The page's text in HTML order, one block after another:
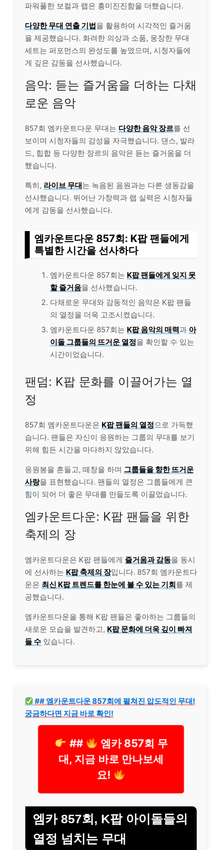
파워풀한 보컬과 랩은 흥미진진함을 더했습니다.
다양한 무대 연출 기법을 활용하여 시각적인 즐거움
을 제공했습니다. 화려한 의상과 소품, 웅장한 무대
세트는 퍼포먼스의 완성도를 높였으며, 시청자들에
게 깊은 감동을 선사했습니다.
음악: 듣는 즐거움을 더하는 다채
로운 음악
857회 엠카운트다운 무대는 다양한 음악 장르를 선
보이며 시청자들의 감성을 자극했습니다. 댄스, 발라
드, 힙합 등 다양한 장르의 음악은 듣는 즐거움을 더
했습니다.
특히, 라이브 무대는 녹음된 음원과는 다른 생동감을
선사했습니다. 뛰어난 가창력과 랩 실력은 시청자들
에게 감동을 선사했습니다.
엠카운트다운 857회: K팝 팬들에게
특별한 시간을 선사하다
엠카운트다운 857회는 K팝 팬들에게 잊지 못
할 즐거움을 선사했습니다.
다채로운 무대와 감동적인 음악은 K팝 팬들
의 열정을 더욱 고조시켰습니다.
엠카운트다운 857회는 K팝 음악의 매력과 아
이돌 그룹들의 뜨거운 열정을 확인할 수 있는
시간이었습니다.
팬덤: K팝 문화를 이끌어가는 열
정
857회 엠카운트다운은 K팝 팬들의 열정으로 가득했
습니다. 팬들은 자신이 응원하는 그룹의 무대를 보기
위해 힘든 시간을 마다하지 않았습니다.
응원봉을 흔들고, 떼창을 하며 그룹들을 향한 뜨거운
사랑을 표현했습니다. 팬들의 열정은 그룹들에게 큰
힘이 되어 더 좋은 무대를 만들도록 이끌었습니다.
엠카운트다운: K팝 팬들을 위한
축제의 장
엠카운트다운은 K팝 팬들에게 즐거움과 감동을 동시
에 선사하는 K팝 축제의 장입니다. 857회 엠카운트다
운은 최신 K팝 트렌드를 한눈에 볼 수 있는 기회를 제
공했습니다.
엠카운트다운을 통해 K팝 팬들은 좋아하는 그룹들의
새로운 모습을 발견하고, K팝 문화에 더욱 깊이 빠져
들 수 있습니다.
## 엠카운트다운 857회에 펼쳐진 압도적인 무대!
궁금하다면 지금 바로 확인!
##
엠카 857회 무
대, 지금 바로 만나보세
요!
엠카 857회, K팝 아이돌들의
열정 넘치는 무대